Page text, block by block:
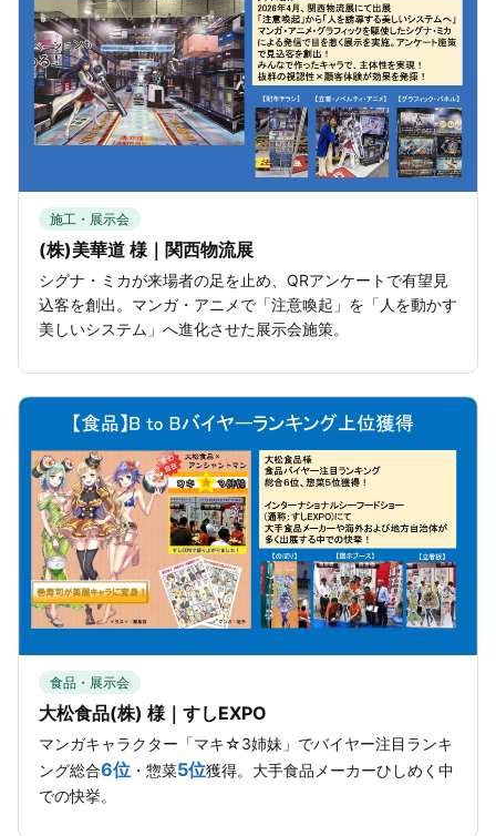
施工・展示会
(株)美華道 様｜関西物流展
シグナ・ミカが来場者の足を止め、QRアンケートで有望見
込客を創出。マンガ・アニメで「注意喚起」を「人を動かす
美しいシステム」へ進化させた展示会施策。
食品・展示会
大松食品(株) 様｜すしEXPO
マンガキャラクター「マキ☆3姉妹」でバイヤー注目ランキ
ング総合6位 ・惣菜5位獲得。大手食品メーカーひしめく中
での快挙。